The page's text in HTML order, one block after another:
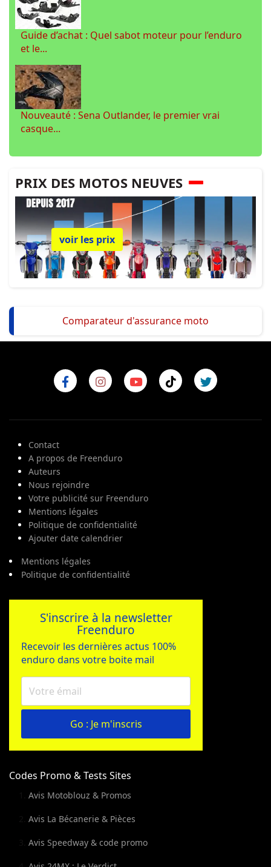
Guide d’achat : Quel sabot moteur pour l’enduro
et le...
Nouveauté : Sena Outlander, le premier vrai
casque...
PRIX DES MOTOS NEUVES
voir les prix
Comparateur d'assurance moto
Contact
A propos de Freenduro
Auteurs
Nous rejoindre
Votre publicité sur Freenduro
Mentions légales
Politique de confidentialité
Ajouter date calendrier
Mentions légales
Politique de confidentialité
S'inscrire à la newsletter
Freenduro
Recevoir les dernières actus 100%
enduro dans votre boite mail
Go : Je m'inscris
Codes Promo & Tests Sites
Avis Motoblouz & Promos
Avis La Bécanerie & Pièces
Avis Speedway & code promo